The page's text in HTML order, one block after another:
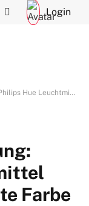
Login
merken sich die letzte Farbe
Farbe